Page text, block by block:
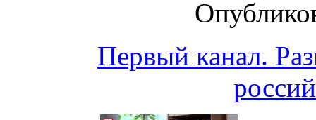
Первый канал.